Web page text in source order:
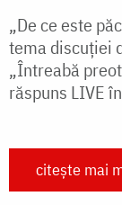
„De ce este
tema discuției
„Întreabă
răspuns LIVE
citește mai